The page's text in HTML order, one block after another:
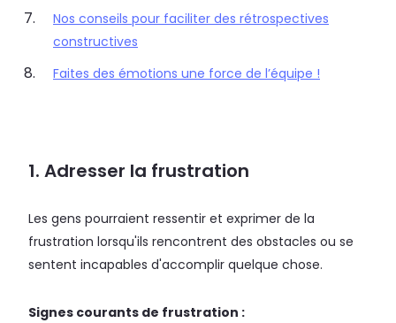
Nos conseils pour faciliter des rétrospectives
constructives
Faites des émotions une force de l’équipe !
1. Adresser la frustration
Les gens pourraient ressentir et exprimer de la
frustration lorsqu'ils rencontrent des obstacles ou se
sentent incapables d'accomplir quelque chose.
Signes courants de frustration :